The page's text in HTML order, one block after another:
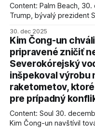
Content: Palm Beach, 30.
Trump, bývalý prezident
kľúčové pre úspešné
AFP informuje, že Trump
podmienky dohody o prí
30. dec 2025
Kim Čong-un
pripravené zničiť
Severokórejský
inšpekoval výrobu
raketometov,
pre prípadný
Content: Soul 30.
Kim Čong-un navštívil